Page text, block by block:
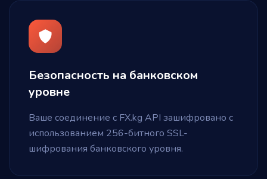
Безопасность на банковском
уровне
Ваше соединение с FX.kg API зашифровано с
использованием 256-битного SSL-
шифрования банковского уровня.